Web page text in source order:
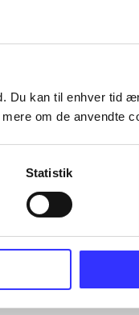
Du kan til enhver tid
om de anvendte
Statistik